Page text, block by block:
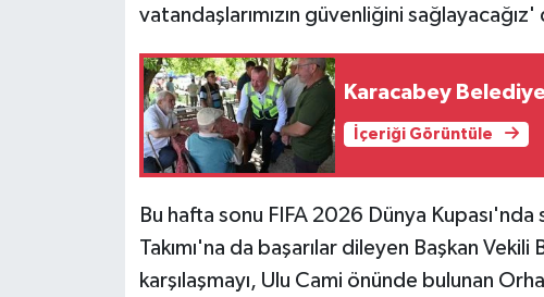
vatandaşlarımızın güvenliğini
Karacabey
İçeriği Görüntüle
Bu hafta sonu FIFA 2026 Dünya Kupası'nda
Takımı'na da başarılar dileyen Başkan
karşılaşmayı, Ulu Cami önünde bulunan
ÜLKE GÜNDEMİ